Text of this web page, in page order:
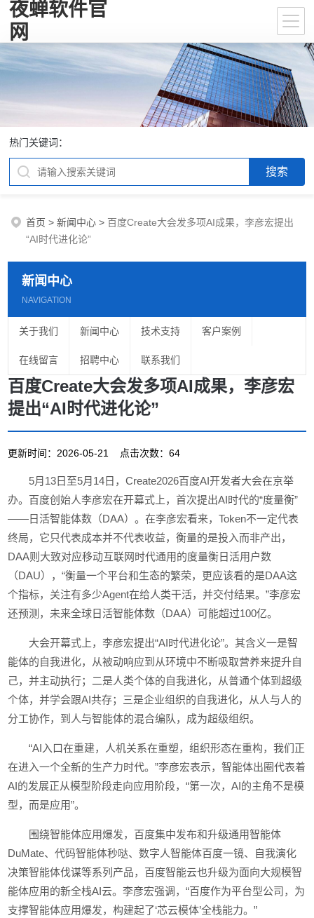
夜蝉软件官
网
热门关键词：
首页 >新闻中心 > 百度Create大会发多项AI成果，李彦宏提出
“AI时代进化论”
新闻中心
NAVIGATION
关于我们 新闻中心 技术支持 客户案例
在线留言 招聘中心 联系我们
百度Create大会发多项AI成果，李彦宏
提出“AI时代进化论”
更新时间：2026-05-21 点击次数：64
5月13日至5月14日，Create2026百度AI开发者大会在京举
办。百度创始人李彦宏在开幕式上，首次提出AI时代的“度量衡”
——日活智能体数（DAA）。在李彦宏看来，Token不一定代表
终局，它只代表成本并不代表收益，衡量的是投入而非产出，
DAA则大致对应移动互联网时代通用的度量衡日活用户数
（DAU），“衡量一个平台和生态的繁荣，更应该看的是DAA这
个指标，关注有多少Agent在给人类干活，并交付结果。”李彦宏
还预测，未来全球日活智能体数（DAA）可能超过100亿。
大会开幕式上，李彦宏提出“AI时代进化论”。其含义一是智
能体的自我进化，从被动响应到从环境中不断吸取营养来提升自
己，并主动执行；二是人类个体的自我进化，从普通个体到超级
个体，并学会跟AI共存；三是企业组织的自我进化，从人与人的
分工协作，到人与智能体的混合编队，成为超级组织。
“AI入口在重建，人机关系在重塑，组织形态在重构，我们正
在进入一个全新的生产力时代。”李彦宏表示，智能体出圈代表着
AI的发展正从模型阶段走向应用阶段，“第一次，AI的主角不是模
型，而是应用”。
围绕智能体应用爆发，百度集中发布和升级通用智能体
DuMate、代码智能体秒哒、数字人智能体百度一镜、自我演化
决策智能体伐谋等系列产品，百度智能云也升级为面向大规模智
能体应用的新全栈AI云。李彦宏强调，“百度作为平台型公司，为
支撑智能体应用爆发，构建起了‘芯云模体’全栈能力。”